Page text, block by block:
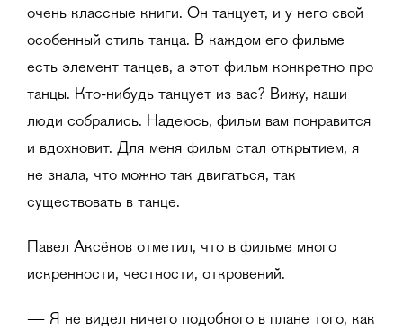
очень классные книги. Он танцует, и у него свой
особенный стиль танца. В каждом его фильме
есть элемент танцев, а этот фильм конкретно про
танцы. Кто-нибудь танцует из вас? Вижу, наши
люди собрались. Надеюсь, фильм вам понравится
и вдохновит. Для меня фильм стал открытием, я
не знала, что можно так двигаться, так
существовать в танце.
Павел Аксёнов отметил, что в фильме много
искренности, честности, откровений.
— Я не видел ничего подобного в плане того, как